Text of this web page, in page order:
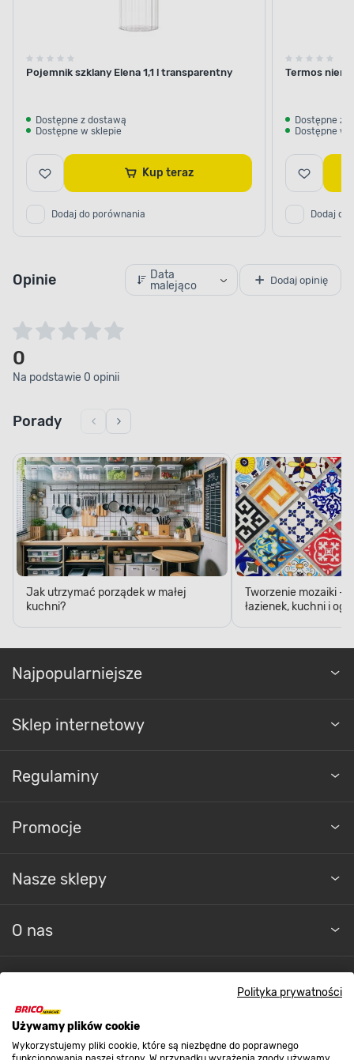
Polityka prywatności
Używamy plików cookie
Wykorzystujemy pliki cookie, które są niezbędne do poprawnego
Pojemnik szklany Elena 1,1 l transparentny
Dostępne z dostawą
Dostępne w sklepie
Kup teraz
Dodaj do porównania
Termos
Dostępne z
Dostępne w
Dodaj do
Opinie
Data
malejąco
Dodaj opinię
0
Na podstawie 0 opinii
Porady
Jak utrzymać porządek w małej
kuchni?
Tworzenie mozaiki -
łazienek, kuchni i
Najpopularniejsze
Sklep internetowy
Regulaminy
Promocje
Nasze sklepy
O nas
Strefa biznesu